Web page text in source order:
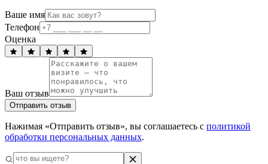
Ваше имя
Телефон
Оценка
Ваш отзыв
Отправить отзыв
Нажимая «Отправить отзыв», вы соглашаетесь с политикой
обработки персональных данных.